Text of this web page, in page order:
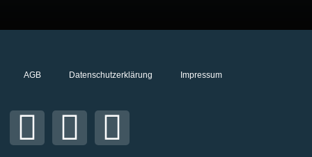
AGB Datenschutzerklärung Impressum